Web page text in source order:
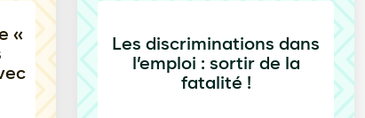
«
Les discriminations dans
l’emploi : sortir de la
fatalité !